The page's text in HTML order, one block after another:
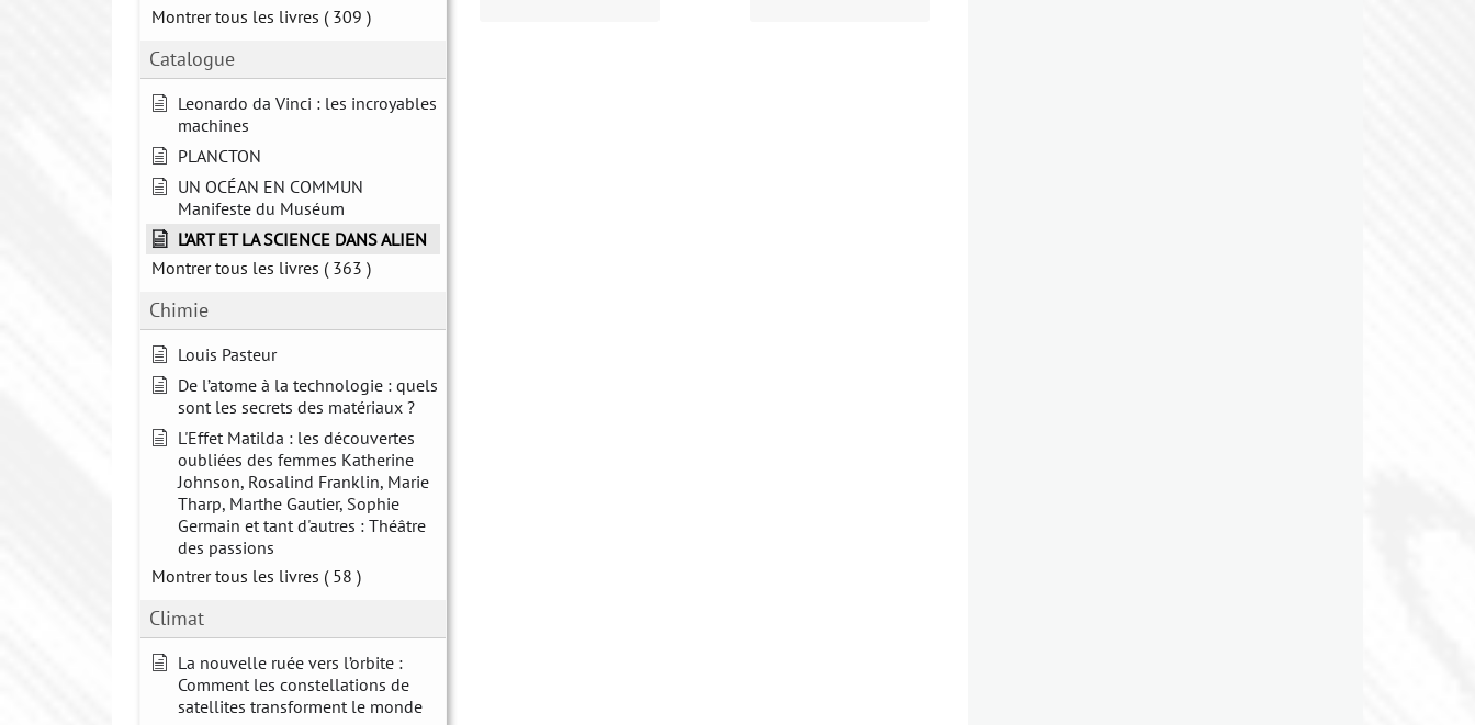
Montrer tous les livres ( 309 )
Catalogue
Leonardo da Vinci : les incroyables
machines
PLANCTON
UN OCÉAN EN COMMUN
Manifeste du Muséum
L’ART ET LA SCIENCE DANS ALIEN
Montrer tous les livres ( 363 )
Chimie
Louis Pasteur
De l’atome à la technologie : quels
sont les secrets des matériaux ?
L'Effet Matilda : les découvertes
oubliées des femmes Katherine
Johnson, Rosalind Franklin, Marie
Tharp, Marthe Gautier, Sophie
Germain et tant d'autres : Théâtre
des passions
Montrer tous les livres ( 58 )
Climat
La nouvelle ruée vers l’orbite :
Comment les constellations de
satellites transforment le monde